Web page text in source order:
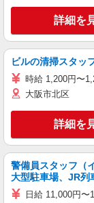
詳細を
ビルの清掃スタッ
時給 1,200円〜
大阪市北区
詳細を
警備員スタッフ（
大型駐車場、JR列
日給 11,000円〜